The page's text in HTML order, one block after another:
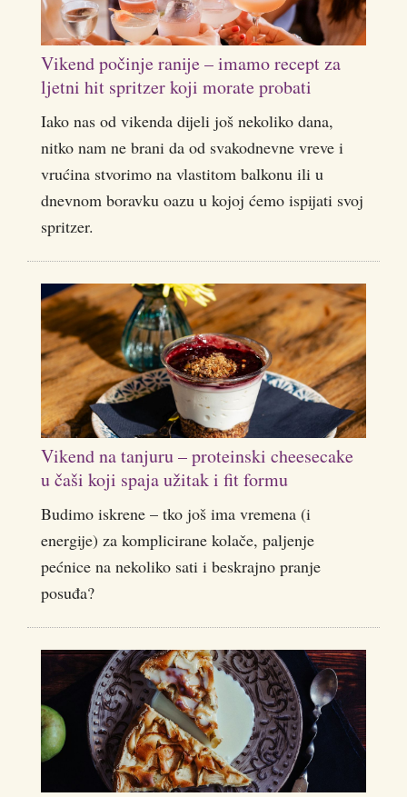
Vikend počinje ranije – imamo recept za
ljetni hit spritzer koji morate probati
Iako nas od vikenda dijeli još nekoliko dana,
nitko nam ne brani da od svakodnevne vreve i
vrućina stvorimo na vlastitom balkonu ili u
dnevnom boravku oazu u kojoj ćemo ispijati svoj
spritzer.
Vikend na tanjuru – proteinski cheesecake
u čaši koji spaja užitak i fit formu
Budimo iskrene – tko još ima vremena (i
energije) za komplicirane kolače, paljenje
pećnice na nekoliko sati i beskrajno pranje
posuđa?